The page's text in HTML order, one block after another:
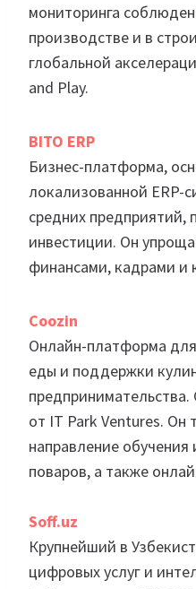
мониторинга
производстве и в
глобальной
and Play.
BITO ERP
Бизнес-платформа,
локализованной ERP-
средних предприятий,
инвестиции. Он
финансами, кадрами и
Coozin
Онлайн-платформа
еды и поддержки
предпринимательства.
от IT Park Ventures. Он
направление
поваров, а также
Soff.uz
Крупнейший в
цифровых услуг и